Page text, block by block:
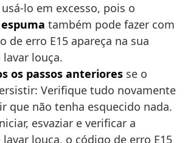
lo em excesso, pois o
também pode fazer com
de erro E15 apareça na sua
louça.
os passos anteriores se o
Verifique tudo novamente
que não tenha esquecido nada.
esvaziar e verificar a
louça, o código de erro E15